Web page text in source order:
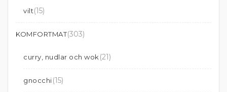
vilt(15)
KOMFORTMAT(303)
curry, nudlar och wok(21)
gnocchi(15)